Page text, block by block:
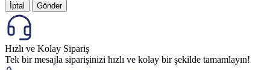
İptal Gönder
Hızlı ve Kolay Sipariş
Tek bir mesajla siparişinizi hızlı ve kolay bir şekilde tamamlayın!